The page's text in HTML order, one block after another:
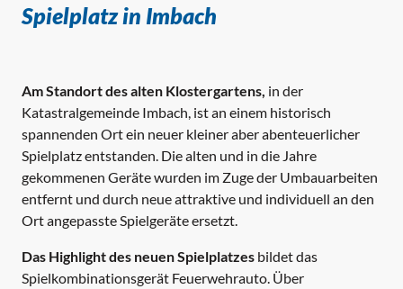
Spielplatz in Imbach
Am Standort des alten Klostergartens, in der
Katastralgemeinde Imbach, ist an einem historisch
spannenden Ort ein neuer kleiner aber abenteuerlicher
Spielplatz entstanden. Die alten und in die Jahre
gekommenen Geräte wurden im Zuge der Umbauarbeiten
entfernt und durch neue attraktive und individuell an den
Ort angepasste Spielgeräte ersetzt.
Das Highlight des neuen Spielplatzes bildet das
Spielkombinationsgerät Feuerwehrauto. Über